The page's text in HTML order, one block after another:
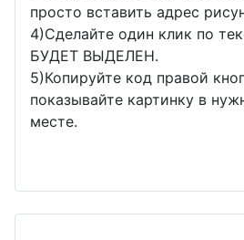
просто вставить адрес
4)Сделайте один клик по
БУДЕТ ВЫДЕЛЕН.
5)Копируйте код правой
показывайте картинку в
месте.